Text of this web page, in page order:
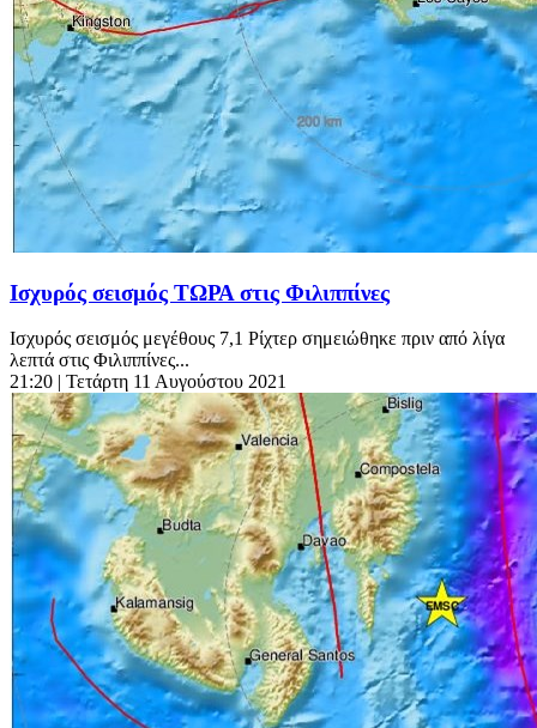
Ισχυρός σεισμός ΤΩΡΑ στις Φιλιππίνες
Ισχυρός σεισμός μεγέθους 7,1 Ρίχτερ σημειώθηκε πριν από λίγα
λεπτά στις Φιλιππίνες...
21:20 | Τετάρτη 11 Αυγούστου 2021